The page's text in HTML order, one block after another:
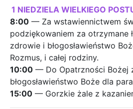
1 NIEDZIELA WIELKIEGO
8:00 — Za wstawiennictwem
podziękowaniem za otrzymane
zdrowie i błogosławieństwo
Rozmus, i całej rodziny.
10:00 — Do Opatrzności Bożej
błogosławieństwo Boże dla
15:00 — Gorzkie żale z